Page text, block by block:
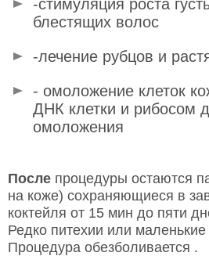
-стимуляция роста
блестящих волос
-лечение рубцов и
- омоложение клеток
ДНК клетки и рибосом
омоложения
После процедуры остаются
на коже) сохраняющиеся в
коктейля от 15 мин до пяти
Редко питехии или
Процедура обезболивается .